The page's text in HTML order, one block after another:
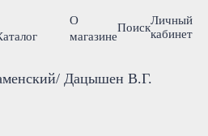
О
магазине
Поиск
Личный
кабинет
Дацышен В.Г.